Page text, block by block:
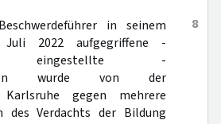
8
in seinem
2022 aufgegriffene -
eingestellte -
wurde von der
Karlsruhe gegen mehrere
des Verdachts der Bildung